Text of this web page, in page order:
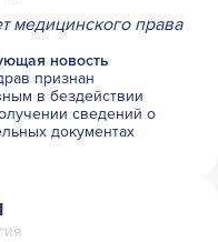
медицинского права
новость
признан
в бездействии
сведений о
документах